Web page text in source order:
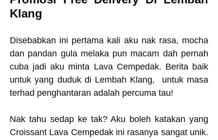
Klang
Disebabkan ini pertama kali aku nak rasa, mocha
dan pandan gula melaka pun macam dah pernah
cuba jadi aku minta Lava Cempedak. Berita baik
untuk yang duduk di Lembah Klang, untuk masa
terhad penghantaran adalah percuma tau!
Nak tahu sedap ke tak? Aku boleh katakan yang
Croissant Lava Cempedak ini rasanya sangat unik.